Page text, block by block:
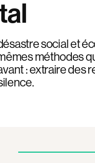
social et
méthodes
: extraire des